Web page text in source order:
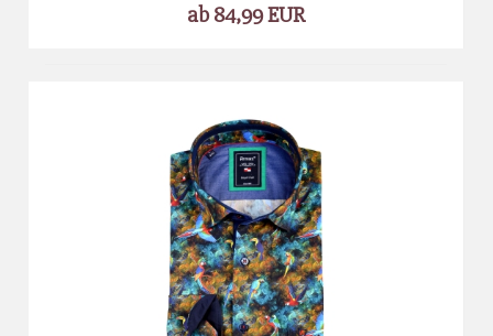
ab 84,99 EUR